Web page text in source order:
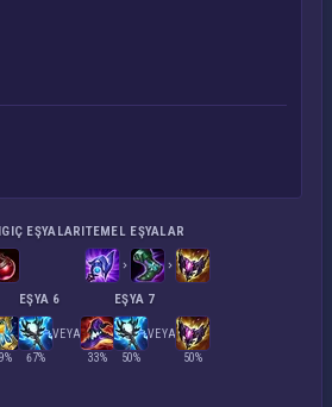
EŞYALARITEMEL EŞYALAR
EŞYA 6
67%
VEYA
33%
EŞYA 7
50%
VEYA
50%